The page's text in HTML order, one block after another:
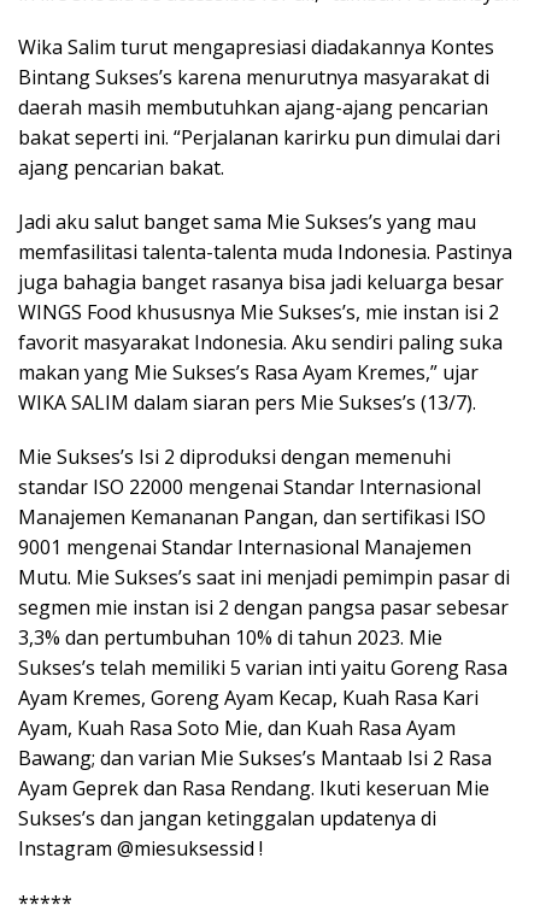
Wika Salim turut mengapresiasi diadakannya Kontes
Bintang Sukses’s karena menurutnya masyarakat di
daerah masih membutuhkan ajang-ajang pencarian
bakat seperti ini. “Perjalanan karirku pun dimulai dari
ajang pencarian bakat.
Jadi aku salut banget sama Mie Sukses’s yang mau
memfasilitasi talenta-talenta muda Indonesia. Pastinya
juga bahagia banget rasanya bisa jadi keluarga besar
WINGS Food khususnya Mie Sukses’s, mie instan isi 2
favorit masyarakat Indonesia. Aku sendiri paling suka
makan yang Mie Sukses’s Rasa Ayam Kremes,” ujar
WIKA SALIM dalam siaran pers Mie Sukses’s (13/7).
Mie Sukses’s Isi 2 diproduksi dengan memenuhi
standar ISO 22000 mengenai Standar Internasional
Manajemen Kemananan Pangan, dan sertifikasi ISO
9001 mengenai Standar Internasional Manajemen
Mutu. Mie Sukses’s saat ini menjadi pemimpin pasar di
segmen mie instan isi 2 dengan pangsa pasar sebesar
3,3% dan pertumbuhan 10% di tahun 2023. Mie
Sukses’s telah memiliki 5 varian inti yaitu Goreng Rasa
Ayam Kremes, Goreng Ayam Kecap, Kuah Rasa Kari
Ayam, Kuah Rasa Soto Mie, dan Kuah Rasa Ayam
Bawang; dan varian Mie Sukses’s Mantaab Isi 2 Rasa
Ayam Geprek dan Rasa Rendang. Ikuti keseruan Mie
Sukses’s dan jangan ketinggalan updatenya di
Instagram @miesuksessid !